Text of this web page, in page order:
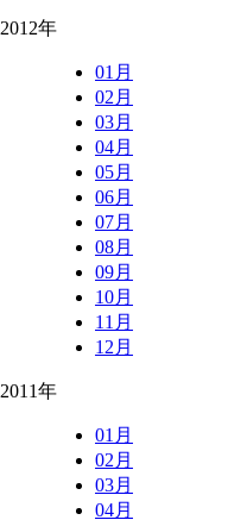
2012年
01月
02月
03月
04月
05月
06月
07月
08月
09月
10月
11月
12月
2011年
01月
02月
03月
04月